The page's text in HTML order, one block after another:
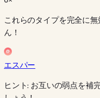
これらのタイプを完全に
ん！
エスパー
ヒント: お互いの弱点を補